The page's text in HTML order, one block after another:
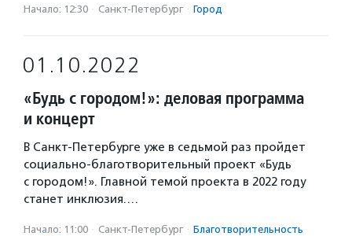
Начало: 12:30 · Санкт-Петербург · Город
01.10.2022
«Будь с городом!»: деловая программа
и концерт
В Санкт-Петербурге уже в седьмой раз пройдет
социально-благотворительный проект «Будь
с городом!». Главной темой проекта в 2022 году
станет инклюзия.…
Начало: 11:00 · Санкт-Петербург · Благотвори­тель­ность